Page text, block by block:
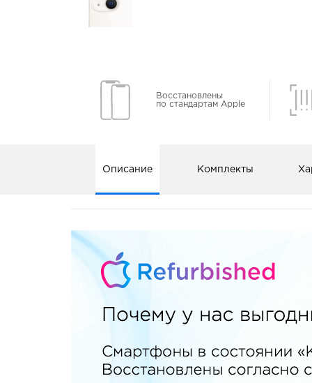
Восстановлены
по стандартам Apple
Описание Комплекты